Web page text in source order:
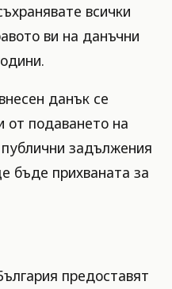
всички
ви на данъчни
данък се
от подаването на
задължения
бъде прихваната за
предоставят